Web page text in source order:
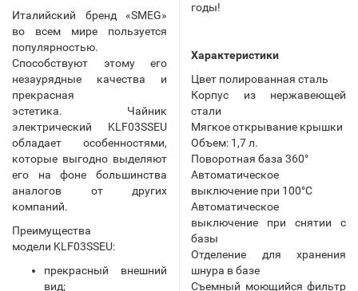
Италийский бренд «SMEG»
во всем мире пользуется
популярностью.
Способствуют этому его
незаурядные качества и
прекрасная
эстетика. Чайник
электрический KLF03SSEU
обладает особенностями,
которые выгодно выделяют
его на фоне большинства
аналогов от других
компаний.
Преимущества
модели KLF03SSEU:
прекрасный внешний
вид;
годы!
Характеристики
Цвет полированная сталь
Корпус из нержавеющей
стали
Мягкое открывание крышки
Объем: 1,7 л.
Поворотная база 360°
Автоматическое
выключение при 100°С
Автоматическое
выключение при снятии с
базы
Отделение для хранения
шнура в базе
Съемный моющийся фильтр